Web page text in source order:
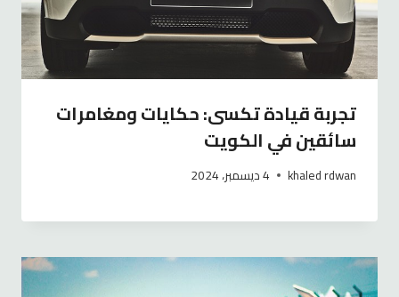
تجربة قيادة تكسى: حكايات ومغامرات
سائقين في الكويت
khaled rdwan 4 ديسمبر، 2024